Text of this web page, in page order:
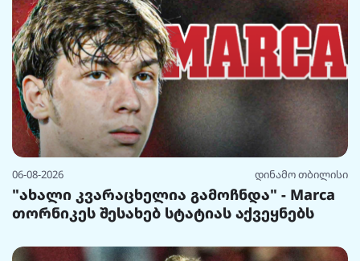
06-08-2026 დინამო თბილისი
"ახალი კვარაცხელია გამოჩნდა" - Marca
თორნიკეს შესახებ სტატიას აქვეყნებს